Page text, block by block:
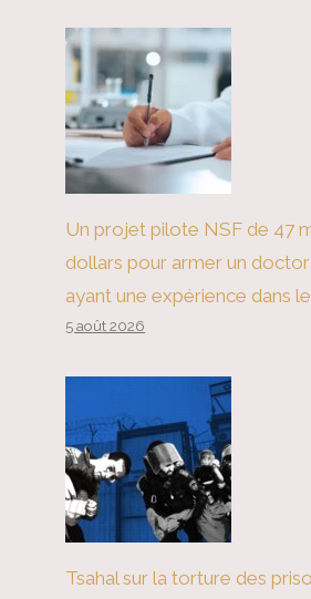
Un projet pilote NSF de 47
dollars pour armer un
ayant une expérience dans
5 août 2026
Tsahal sur la torture des